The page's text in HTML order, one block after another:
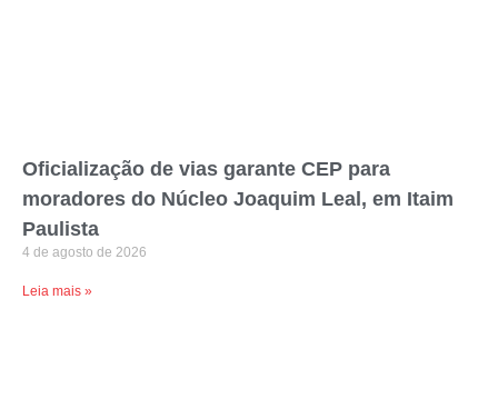
Oficialização de vias garante CEP para
moradores do Núcleo Joaquim Leal, em Itaim
Paulista
4 de agosto de 2026
Leia mais »